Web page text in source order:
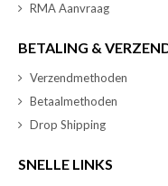
RMA Aanvraag
BETALING &
Verzendmethoden
Betaalmethoden
Drop Shipping
SNELLE LINKS